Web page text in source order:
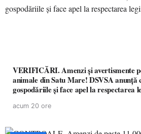
VERIFICĂRI. Amenzi și avertismente
animale din Satu Mare! DSVSA anunță
gospodăriile și face apel la respectarea
acum 20 ore